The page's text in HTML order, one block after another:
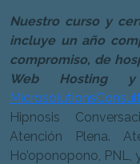
Nuestro curso y
incluye un año
compromiso, de
Web Hosting
Hipnosis
Atención Plena.
Ho’oponopono, PNL,